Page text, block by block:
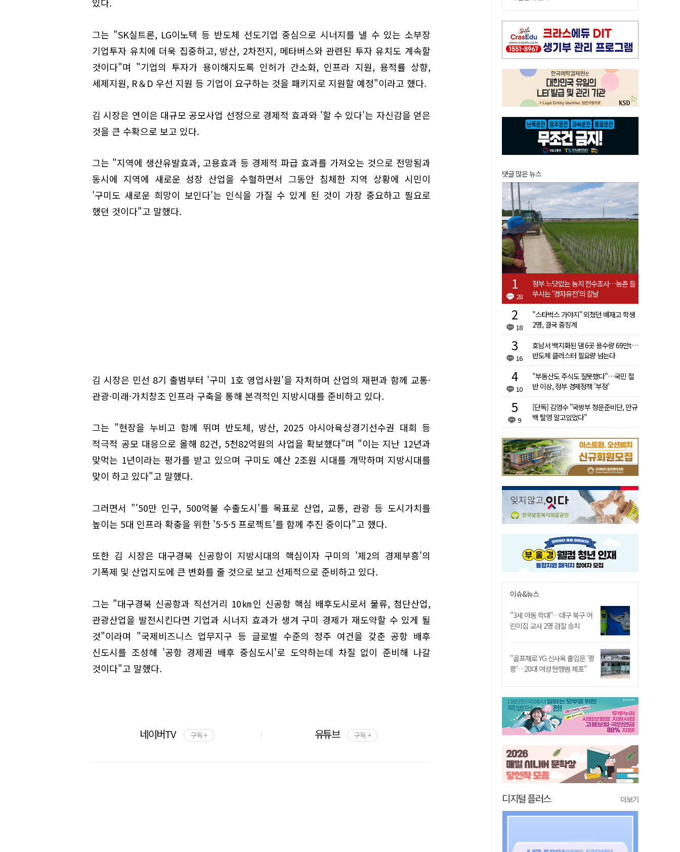
있다.
그는 "SK실트론, LG이노텍 등 반도체 선도기업 중심으로 시너지를 낼 수 있는 소부장
기업투자 유치에 더욱 집중하고, 방산, 2차전지, 메타버스와 관련된 투자 유치도 계속할
것이다"며 "기업의 투자가 용이해지도록 인허가 간소화, 인프라 지원, 용적률 상향,
세제지원, R＆D 우선 지원 등 기업이 요구하는 것을 패키지로 지원할 예정"이라고 했다.
김 시장은 연이은 대규모 공모사업 선정으로 경제적 효과와 '할 수 있다'는 자신감을 얻은
것을 큰 수확으로 보고 있다.
그는 "지역에 생산유발효과, 고용효과 등 경제적 파급 효과를 가져오는 것으로 전망됨과
동시에 지역에 새로운 성장 산업을 수혈하면서 그동안 침체한 지역 상황에 시민이
'구미도 새로운 희망이 보인다'는 인식을 가질 수 있게 된 것이 가장 중요하고 필요로
했던 것이다"고 말했다.
김 시장은 민선 8기 출범부터 '구미 1호 영업사원'을 자처하며 산업의 재편과 함께 교통·
관광·미래·가치창조 인프라 구축을 통해 본격적인 지방시대를 준비하고 있다.
그는 "현장을 누비고 함께 뛰며 반도체, 방산, 2025 아시아육상경기선수권 대회 등
적극적 공모 대응으로 올해 82건, 5천82억원의 사업을 확보했다"며 "이는 지난 12년과
맞먹는 1년이라는 평가를 받고 있으며 구미도 예산 2조원 시대를 개막하며 지방시대를
맞이 하고 있다"고 말했다.
그러면서 "'50만 인구, 500억불 수출도시'를 목표로 산업, 교통, 관광 등 도시가치를
높이는 5대 인프라 확충을 위한 '5·5·5 프로젝트'를 함께 추진 중이다"고 했다.
또한 김 시장은 대구경북 신공항이 지방시대의 핵심이자 구미의 '제2의 경제부흥'의
기폭제 및 산업지도에 큰 변화를 줄 것으로 보고 선제적으로 준비하고 있다.
그는 "대구경북 신공항과 직선거리 10㎞인 신공항 핵심 배후도시로서 물류, 첨단산업,
관광산업을 발전시킨다면 기업과 시너지 효과가 생겨 구미 경제가 재도약할 수 있게 될
것"이라며 "국제비즈니스 업무지구 등 글로벌 수준의 정주 여건을 갖춘 공항 배후
신도시를 조성해 '공항 경제권 배후 중심도시'로 도약하는데 차질 없이 준비해 나갈
것이다"고 말했다.
네이버TV 구독 + 유튜브 구독 +
댓글 많은 뉴스
28
정부 느닷없는 농지 전수조사…농촌 들
쑤시는 '경자유전'의 칼날
18
"스타벅스 가야지" 외쳤던 배재고 학생
2명, 결국 중징계
16
호남서 백지화된 댐 6곳 용수량 69만t…
반도체 클러스터 필요량 넘는다
10
"부동산도 주식도 잘못했다"…국민 절
반 이상, 정부 경제정책 '부정'
9
[단독] 김영수 "국방부 청문준비단, 안규
백 탈영 알고있었다"
이슈&뉴스
"3세 아동 학대"…대구 북구 어
린이집 교사 2명 검찰 송치
"골프채로 YG 신사옥 출입문 '쾅
쾅'…20대 여성 현행범 체포"
디지털 플러스 더보기